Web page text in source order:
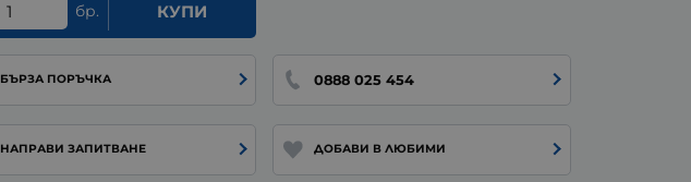
бр. КУПИ
БЪРЗА ПОРЪЧКА 0888 025 454
НАПРАВИ ЗАПИТВАНЕ ДОБАВИ В ЛЮБИМИ